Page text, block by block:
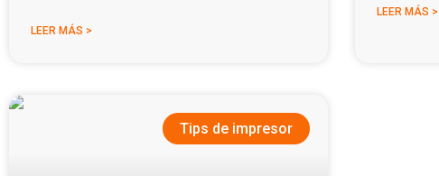
LEER MÁS >
LEER MÁS >
Tips de impresor